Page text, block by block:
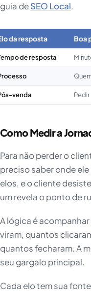
guia deSEO Local.
da resposta Boa
de resposta
venda
Como Medir a
Para não perder o
preciso saber onde
elos, e o cliente
um revela o ponto de
A lógica é
viram, quantos
quantos fecharam. A
seu gargalo principal.
Cada elo tem sua